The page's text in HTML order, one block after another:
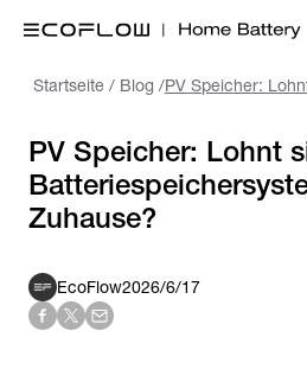
Startseite / Blog /
PV Speicher: Lohnt
EcoFlow2026/6/17